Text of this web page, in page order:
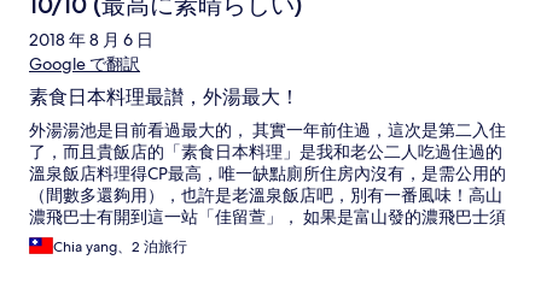
2018 年 8 月 6 日
Google で翻訳
素食日本料理最讃，外湯最大！
外湯湯池是目前看過最大的， 其實一年前住過，這次是第二入住
了，而且貴飯店的「素食日本料理」是我和老公二人吃過住過的
溫泉飯店料理得CP最高，唯一缺點廁所住房內沒有，是需公用的
（間數多還夠用），也許是老溫泉飯店吧，別有一番風味！高山
濃飛巴士有開到這一站「佳留萱」， 如果是富山發的濃飛巴士須
到「中尾高原口」下，走15分
Chia yang、2 泊旅行